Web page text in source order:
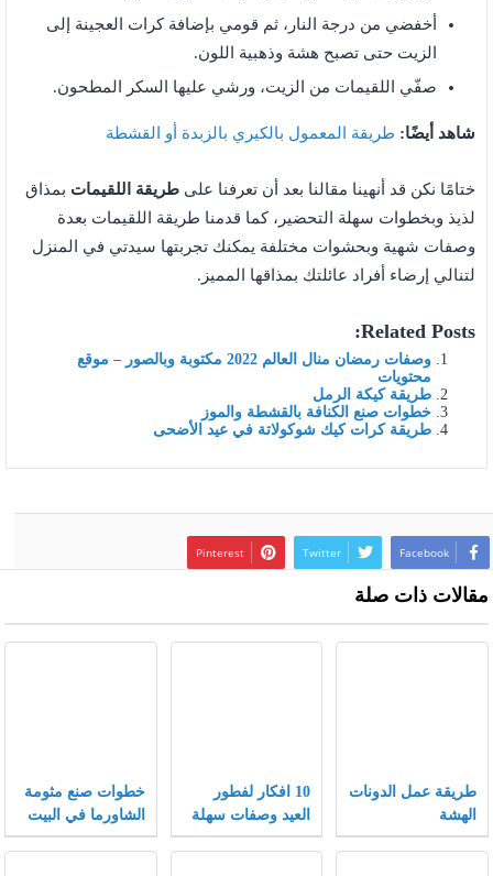
أخفضي من درجة النار، ثم قومي بإضافة كرات العجينة إلى
الزيت حتى تصبح هشة وذهبية اللون.
صفّي اللقيمات من الزيت، ورشي عليها السكر المطحون.
شاهد أيضًا: طريقة المعمول بالكيري بالزبدة أو القشطة
ختامًا نكن قد أنهينا مقالنا بعد أن تعرفنا على طريقة اللقيمات بمذاق
لذيذ وبخطوات سهلة التحضير، كما قدمنا طريقة اللقيمات بعدة
وصفات شهية وبحشوات مختلفة يمكنك تجربتها سيدتي في المنزل
لتنالي إرضاء أفراد عائلتك بمذاقها المميز.
Related Posts:
وصفات رمضان منال العالم 2022 مكتوبة وبالصور – موقع
محتويات
طريقة كيكة الرمل
خطوات صنع الكنافة بالقشطة والموز
طريقة كرات كيك شوكولاتة في عيد الأضحى
Facebook
Twitter
Pinterest
مقالات ذات صلة
طريقة عمل الدونات
الهشة
10 افكار لفطور
العيد وصفات سهلة
وسريعة لفطور
خطوات صنع مثومة
الشاورما في البيت